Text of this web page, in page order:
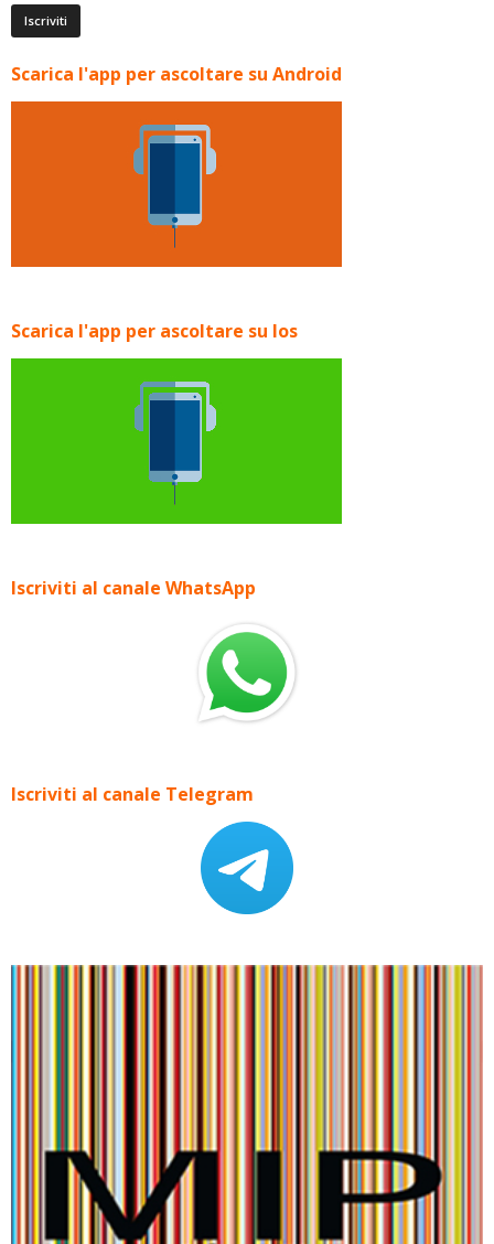
Scarica l'app per ascoltare su Android
Scarica l'app per ascoltare su Ios
Iscriviti al canale WhatsApp
Iscriviti al canale Telegram